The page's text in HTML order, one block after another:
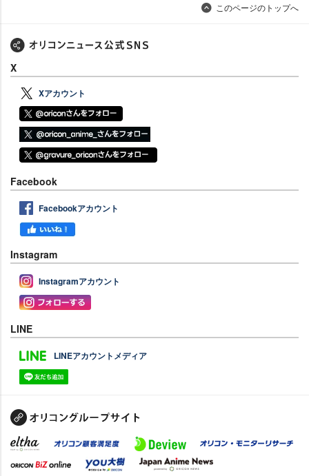
このページのトップへ
X
Xアカウント
Facebook
Facebookアカウント
Instagram
Instagramアカウント
LINE
LINEアカウントメディア